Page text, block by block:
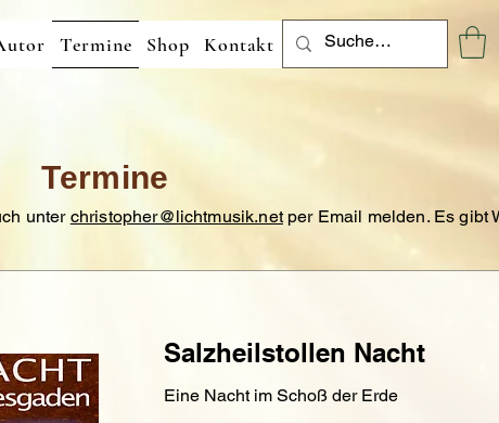
Termine Shop Kontakt
Termine
unter christopher@lichtmusik.netper Email melden. Es gibt
Salzheilstollen Nacht
Eine Nacht im Schoß der Erde